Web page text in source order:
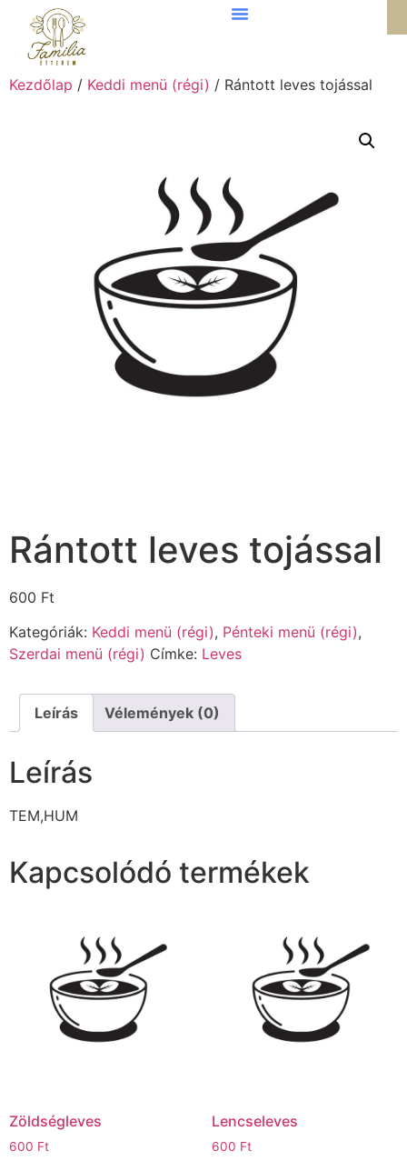
Kezdőlap / Keddi menü (régi) / Rántott leves tojással
Rántott leves tojással
600 Ft
Kategóriák: Keddi menü (régi), Pénteki menü (régi),
Szerdai menü (régi) Címke: Leves
Leírás Vélemények (0)
Leírás
TEM,HUM
Kapcsolódó termékek
Zöldségleves
600 Ft
Lencseleves
600 Ft